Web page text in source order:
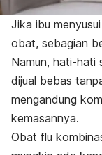
Jika ibu
obat, sebagian
Namun, hati-hati
dijual bebas
mengandung
kemasannya.
Obat flu